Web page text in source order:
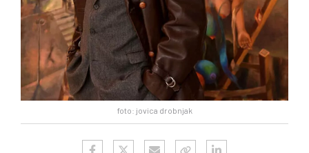
foto: jovica drobnjak